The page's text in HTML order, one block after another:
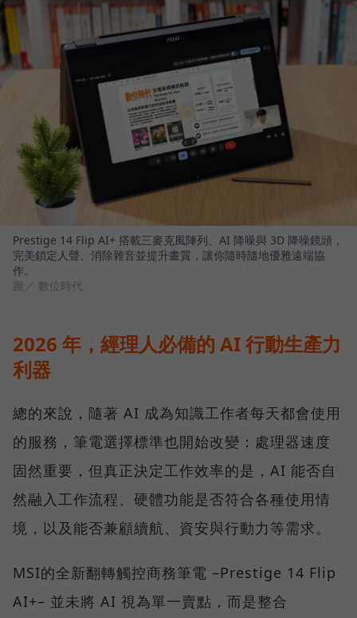
Prestige 14 Flip AI+ 搭載三麥克風陣列、AI 降噪與 3D 降噪鏡頭，
完美鎖定人聲、消除雜音並提升畫質，讓你隨時隨地優雅遠端協
作。
圖／ 數位時代
2026 年，經理人必備的 AI 行動生產力
利器
總的來說，隨著 AI 成為知識工作者每天都會使用
的服務，筆電選擇標準也開始改變：處理器速度
固然重要，但真正決定工作效率的是，AI 能否自
然融入工作流程、硬體功能是否符合各種使用情
境，以及能否兼顧續航、資安與行動力等需求。
MSI的全新翻轉觸控商務筆電 –Prestige 14 Flip
AI+– 並未將 AI 視為單一賣點，而是整合